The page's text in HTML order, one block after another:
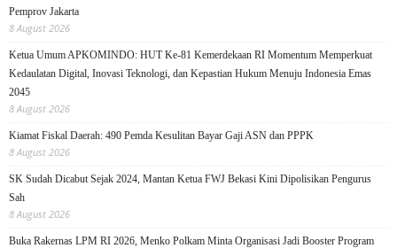
Pemprov Jakarta
8 August 2026
Ketua Umum APKOMINDO: HUT Ke-81 Kemerdekaan RI Momentum Memperkuat
Kedaulatan Digital, Inovasi Teknologi, dan Kepastian Hukum Menuju Indonesia Emas
2045
8 August 2026
Kiamat Fiskal Daerah: 490 Pemda Kesulitan Bayar Gaji ASN dan PPPK
8 August 2026
SK Sudah Dicabut Sejak 2024, Mantan Ketua FWJ Bekasi Kini Dipolisikan Pengurus
Sah
8 August 2026
Buka Rakernas LPM RI 2026, Menko Polkam Minta Organisasi Jadi Booster Program